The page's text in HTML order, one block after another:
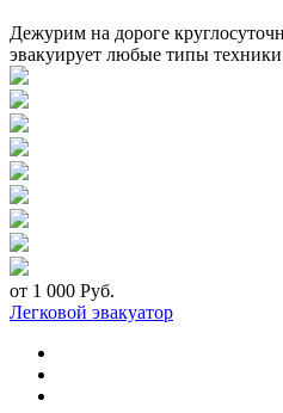
Дежурим на дороге
эвакуирует любые типы
от 1 000 Руб.
Легковой эвакуатор